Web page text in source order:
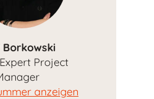
Borkowski
Project
anzeigen